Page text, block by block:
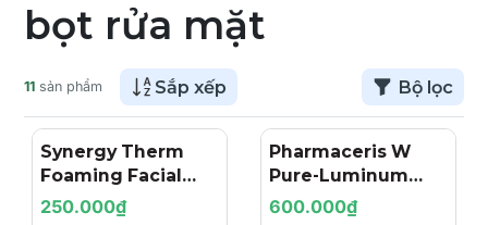
bọt rửa mặt
11 sản phẩm Sắp xếp Bộ lọc
Synergy Therm
Foaming Facial
Cleanser: Bọt Rửa
250.000₫
Pharmaceris W
Pure-Luminum
Depigmenting
600.000₫